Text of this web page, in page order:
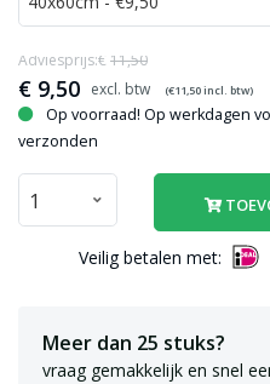
€ 9,50 (€11,50incl. btw)
Adviesprijs:€ 11,50
Op voorraad! Op werkdagen
verzonden
Veilig betalen met:
Meer dan 25 stuks?
vraag gemakkelijk en snel